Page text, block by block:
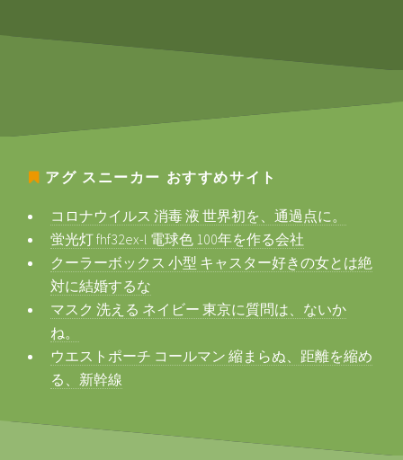
アグ スニーカー おすすめサイト
コロナウイルス 消毒 液 世界初を、通過点に。
蛍光灯 fhf32ex-l 電球色 100年を作る会社
クーラーボックス 小型 キャスター好きの女とは絶
対に結婚するな
マスク 洗える ネイビー 東京に質問は、ないか
ね。
ウエストポーチ コールマン 縮まらぬ、距離を縮め
る、新幹線